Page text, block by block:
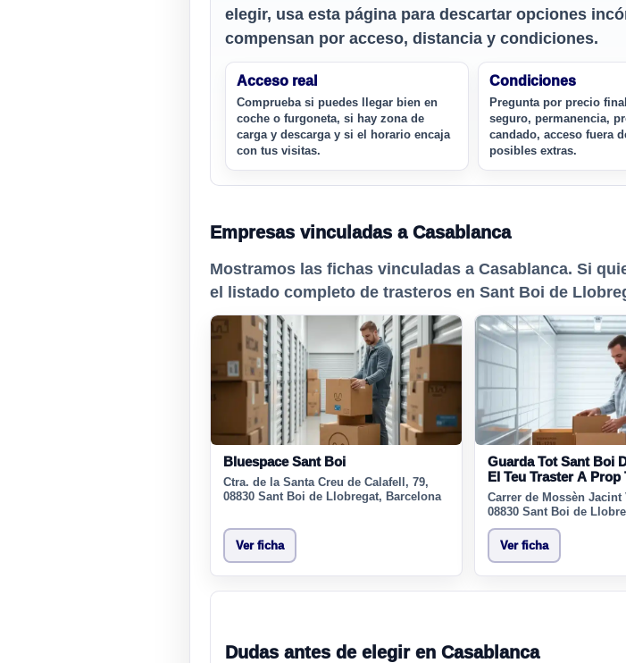
elegir, usa esta página para descartar opciones
compensan por acceso, distancia y condiciones.
Acceso real
Comprueba si puedes llegar bien en
coche o furgoneta, si hay zona de
carga y descarga y si el horario encaja
con tus visitas.
Condiciones
Pregunta por precio
seguro, permanencia,
candado, acceso fuera
posibles extras.
Empresas vinculadas a Casablanca
Mostramos las fichas vinculadas a Casablanca. Si
el listado completo de trasteros en Sant Boi de
Bluespace Sant Boi
Ctra. de la Santa Creu de Calafell, 79,
08830 Sant Boi de Llobregat, Barcelona
Ver ficha
Guarda Tot Sant Boi
El Teu Traster A Prop
Carrer de Mossèn Jacint
08830 Sant Boi de
Ver ficha
Dudas antes de elegir en Casablanca